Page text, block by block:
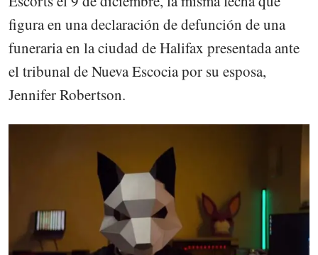
figura en una declaración de defunción de una
funeraria en la ciudad de Halifax presentada ante
el tribunal de Nueva Escocia por su esposa,
Jennifer Robertson.